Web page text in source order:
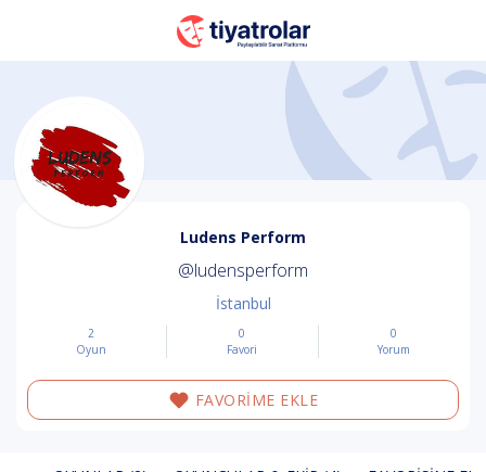
Ludens Perform
@ludensperform
İstanbul
2
Oyun
0
Favori
0
Yorum
FAVORİME EKLE